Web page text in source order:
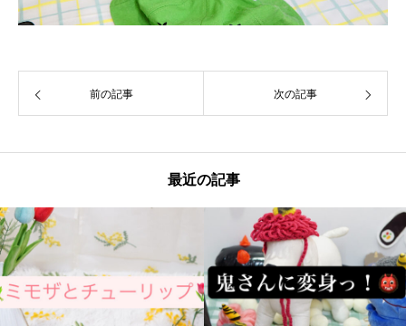
前の記事 次の記事
最近の記事